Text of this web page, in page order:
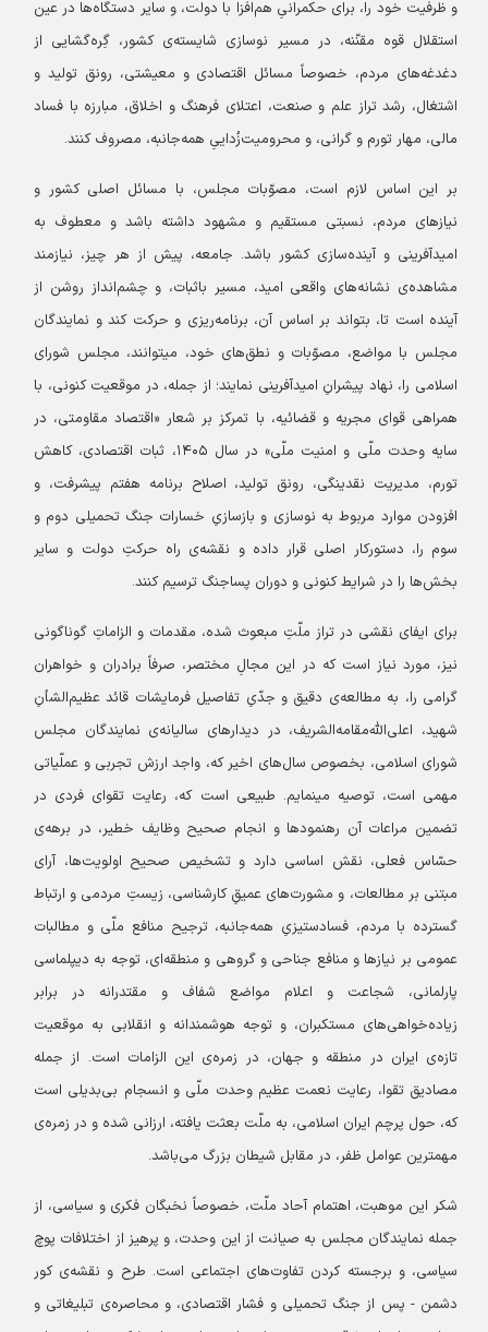
و ظرفیت خود را، برای حکمرانیِ هم‌افزا با دولت، و سایر دستگاه‌ها در عین
استقلال قوه مقنّنه، در مسیر نوسازی شایسته‌ی کشور، گِره‌گشایی از
دغدغه‌های مردم، خصوصاً مسائل اقتصادی و معیشتی، رونق تولید و
اشتغال، رشد تراز علم و صنعت، اعتلای فرهنگ و اخلاق، مبارزه با فساد
مالی، مهار تورم و گرانی، و محرومیت‌زُداییِ همه‌جانبه، مصروف کنند.
بر این اساس لازم است، مصوّبات مجلس، با مسائل اصلی کشور و
نیازهای مردم، نسبتی مستقیم و مشهود داشته باشد و معطوف به
امیدآفرینی و آینده‌سازی کشور باشد. جامعه، پیش از هر چیز، نیازمند
مشاهده‌ی نشانه‌های واقعی امید، مسیر باثبات، و چشم‌انداز روشن از
آینده است تا، بتواند بر اساس آن، برنامه‌ریزی و حرکت کند و نمایندگان
مجلس با مواضع، مصوّبات و نطق‌های خود، میتوانند، مجلس شورای
اسلامی را، نهاد پیشرانِ امیدآفرینی نمایند؛ از جمله، در موقعیت کنونی، با
همراهی قوای مجریه و قضائیه، با تمرکز بر شعار «اقتصاد مقاومتی، در
سایه وحدت ملّی و امنیت ملّی» در سال ۱۴۰۵، ثبات اقتصادی، کاهش
تورم، مدیریت نقدینگی، رونق تولید، اصلاح برنامه هفتم پیشرفت، و
افزودن موارد مربوط به نوسازی و بازسازیِ خسارات جنگ تحمیلی دوم و
سوم را، دستورکار اصلی قرار داده و نقشه‌ی راه حرکتِ دولت و سایر
بخش‌ها را در شرایط کنونی و دوران پساجنگ ترسیم کنند.
برای ایفای نقشی در تراز ملّتِ مبعوث شده، مقدمات و الزاماتِ گوناگونی
نیز، مورد نیاز است که در این مجالِ مختصر، صرفاً برادران و خواهران
گرامی را، به مطالعه‌ی دقیق و جدّیِ تفاصیل فرمایشات قائد عظیم‌الشأنِ
شهید، اعلی‌الله‌مقامه‌الشریف، در دیدارهای سالیانه‌ی نمایندگان مجلس
شورای اسلامی، بخصوص سال‌های اخیر که، واجد ارزش تجربی و عملّیاتی
مهمی است، توصیه مینمایم. طبیعی است که، رعایت تقوای فردی در
تضمین مراعات آن رهنمودها و انجام صحیح وظایف خطیر، در برهه‌ی
حسّاس فعلی، نقش اساسی دارد و تشخیص صحیح اولویت‌ها، آرای
مبتنی بر مطالعات، و مشورت‌های عمیقِ کارشناسی، زیست‌ِ مردمی و ارتباط
گسترده با مردم، فسادستیزیِ همه‌جانبه، ترجیح منافع ملّی و مطالبات
عمومی بر نیازها و منافع جناحی و گروهی و منطقه‌ای، توجه به دیپلماسی
پارلمانی، شجاعت و اعلام مواضع شفاف و مقتدرانه در برابر
زیاده‌خواهی‌های مستکبران، و توجه هوشمندانه و انقلابی به موقعیت
تازه‌ی ایران در منطقه و جهان، در زمره‌ی این الزامات است. از جمله
مصادیق تقوا، رعایت نعمت عظیم وحدت ملّی و انسجام بی‌بدیلی است
که، حول پرچم ایران اسلامی، به ملّت بعثت یافته، ارزانی شده و در زمره‌ی
مهمترین عوامل ظفر، در مقابل شیطان بزرگ می‌باشد.
شکر این موهبت، اهتمام آحاد ملّت، خصوصاً نخبگان فکری و سیاسی، از
جمله نمایندگان مجلس به صیانت از این وحدت، و پرهیز از اختلافات پوچ
سیاسی، و برجسته کردن تفاوت‌های اجتماعی است. طرح و نقشه‌ی کور
دشمن - پس از جنگ تحمیلی و فشار اقتصادی، و محاصره‌ی تبلیغاتی و